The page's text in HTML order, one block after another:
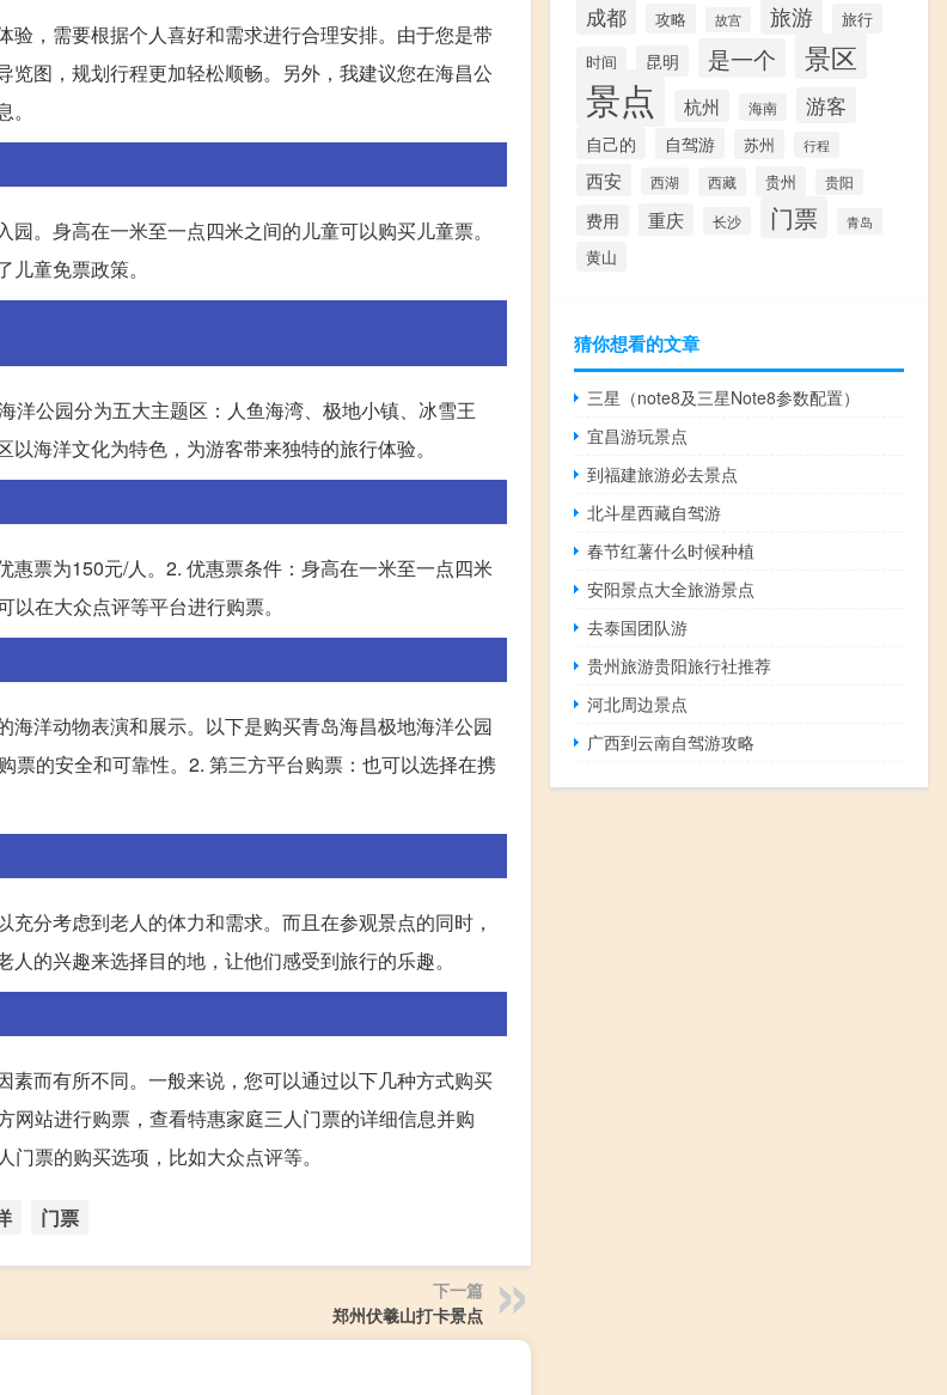
，需要根据个人喜好和需求进行合理安排。由于您是带
图，规划行程更加轻松顺畅。另外，我建议您在海昌公
。身高在一米至一点四米之间的儿童可以购买儿童票。
童免票政策。
洋公园分为五大主题区：人鱼海湾、极地小镇、冰雪王
海洋文化为特色，为游客带来独特的旅行体验。
票为150元/人。2. 优惠票条件：身高在一米至一点四米
在大众点评等平台进行购票。
洋动物表演和展示。以下是购买青岛海昌极地海洋公园
票的安全和可靠性。2. 第三方平台购票：也可以选择在携
分考虑到老人的体力和需求。而且在参观景点的同时，
的兴趣来选择目的地，让他们感受到旅行的乐趣。
而有所不同。一般来说，您可以通过以下几种方式购买
站进行购票，查看特惠家庭三人门票的详细信息并购
票的购买选项，比如大众点评等。
门票
下一篇
郑州伏羲山打卡景点
成都 攻略 故宫 旅游
旅行
时间
昆明 是一个 景区
景点 杭州 海南 游客
自己的 自驾游 苏州 行程
西安 西湖 西藏 贵州 贵阳
费用 重庆 长沙 门票 青岛
黄山
猜你想看的文章
三星（note8及三星Note8参数配置）
宜昌游玩景点
到福建旅游必去景点
北斗星西藏自驾游
春节红薯什么时候种植
安阳景点大全旅游景点
去泰国团队游
贵州旅游贵阳旅行社推荐
河北周边景点
广西到云南自驾游攻略